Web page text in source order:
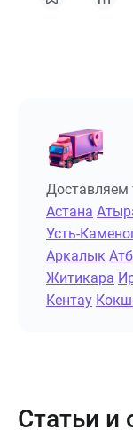
Доставляем
Астана
Усть-
Аркалык
Житикара
Кентау
Статьи и